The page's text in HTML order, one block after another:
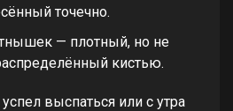
точечно.
— плотный, но не
кистью.
выспаться или с утра